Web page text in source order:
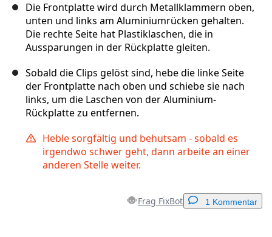
Die Frontplatte wird durch Metallklammern oben,
unten und links am Aluminiumrücken gehalten.
Die rechte Seite hat Plastiklaschen, die in
Aussparungen in der Rückplatte gleiten.
Sobald die Clips gelöst sind, hebe die linke Seite
der Frontplatte nach oben und schiebe sie nach
links, um die Laschen von der Aluminium-
Rückplatte zu entfernen.
Heble sorgfältig und behutsam - sobald es
irgendwo schwer geht, dann arbeite an einer
anderen Stelle weiter.
Frag FixBot 1 Kommentar